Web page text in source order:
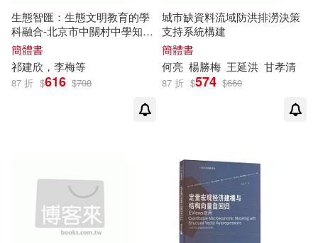
持續發展戰略研究」項目組(1)
いつきみずほ(1)
ながえSTYLE(1)
丁勤華(1)
丁建國(1) 三聯出版社(1)
ランティス(2) 三聯(2)
上海三聯書店(2)
上海交通大學出版社(2)
上海書店出版社(2)
上海譯文出版社(2)
生態智匯：生態文明教育的學
科融合-北京市中關村中學知春
分校生態文明課程
簡體書
祁建欣，李梅等
87 折 $616 $708
城市缺資料流域防洪排澇決策
支持系統構建
簡體書
何亮 楊勝梅 王延洪 甘孝清
87 折 $574 $660